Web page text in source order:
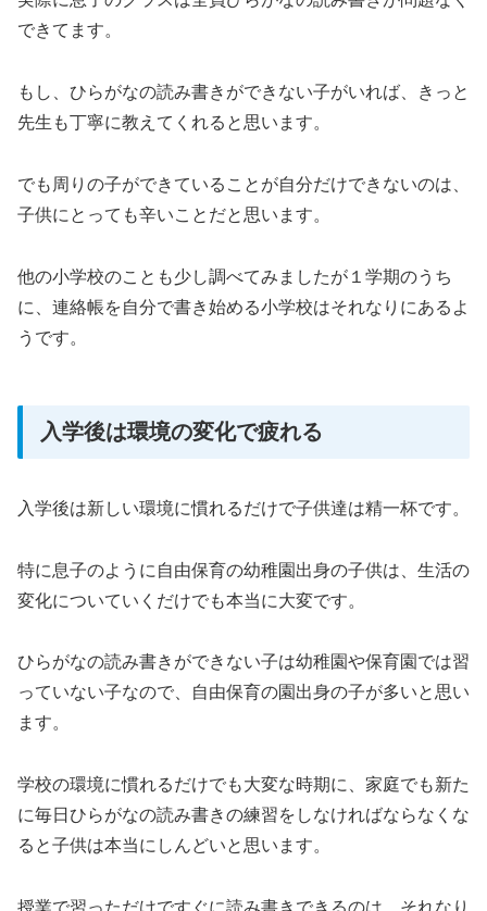
できてます。
もし、ひらがなの読み書きができない子がいれば、きっと
先生も丁寧に教えてくれると思います。
でも周りの子ができていることが自分だけできないのは、
子供にとっても辛いことだと思います。
他の小学校のことも少し調べてみましたが１学期のうち
に、連絡帳を自分で書き始める小学校はそれなりにあるよ
うです。
入学後は環境の変化で疲れる
入学後は新しい環境に慣れるだけで子供達は精一杯です。
特に息子のように自由保育の幼稚園出身の子供は、生活の
変化についていくだけでも本当に大変です。
ひらがなの読み書きができない子は幼稚園や保育園では習
っていない子なので、自由保育の園出身の子が多いと思い
ます。
学校の環境に慣れるだけでも大変な時期に、家庭でも新た
に毎日ひらがなの読み書きの練習をしなければならなくな
ると子供は本当にしんどいと思います。
授業で習っただけですぐに読み書きできるのは、それなり